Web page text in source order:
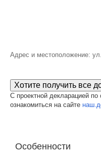
Адрес и местоположение:
Хотите получить все
С проектной декларацией
ознакомиться на сайте
Особенности